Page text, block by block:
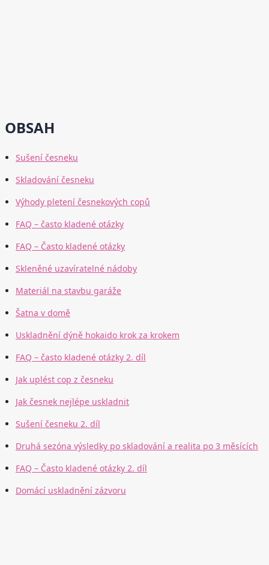
OBSAH
Sušení česneku
Skladování česneku
Výhody pletení česnekových copů
FAQ – často kladené otázky
FAQ – Často kladené otázky
Skleněné uzavíratelné nádoby
Materiál na stavbu garáže
Šatna v domě
Uskladnění dýně hokaido krok za krokem
FAQ – často kladené otázky 2. díl
Jak uplést cop z česneku
Jak česnek nejlépe uskladnit
Sušení česneku 2. díl
Druhá sezóna výsledky po skladování a realita po 3 měsících
FAQ – Často kladené otázky 2. díl
Domácí uskladnění zázvoru